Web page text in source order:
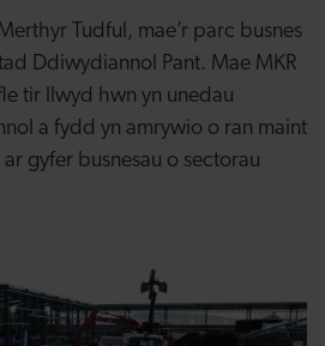
Tudful, mae’r parc busnes
Ddiwydiannol Pant. Mae MKR
tir llwyd hwn yn unedau
a fydd yn amrywio o ran maint
gyfer busnesau o sectorau